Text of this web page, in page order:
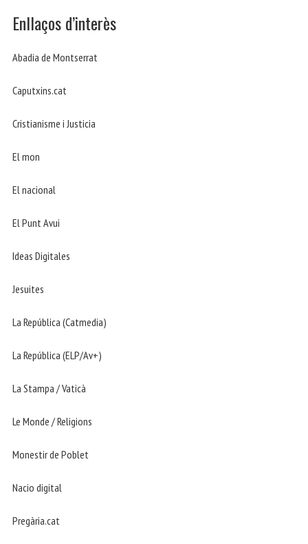
Enllaços d’interès
Abadia de Montserrat
Caputxins.cat
Cristianisme i Justicia
El mon
El nacional
El Punt Avui
Ideas Digitales
Jesuites
La República (Catmedia)
La República (ELP/Av+)
La Stampa / Vaticà
Le Monde / Religions
Monestir de Poblet
Nacio digital
Pregària.cat